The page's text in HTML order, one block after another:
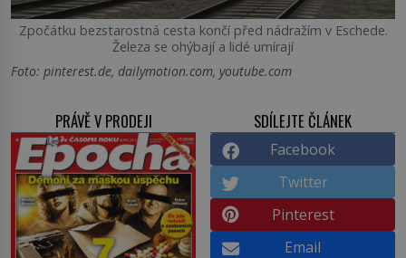
Zpočátku bezstarostná cesta končí před nádražím v Eschede.
Železa se ohýbají a lidé umírají
Foto: pinterest.de, dailymotion.com, youtube.com
PRÁVĚ V PRODEJI SDÍLEJTE ČLÁNEK
Facebook
Twitter
Pinterest
Email